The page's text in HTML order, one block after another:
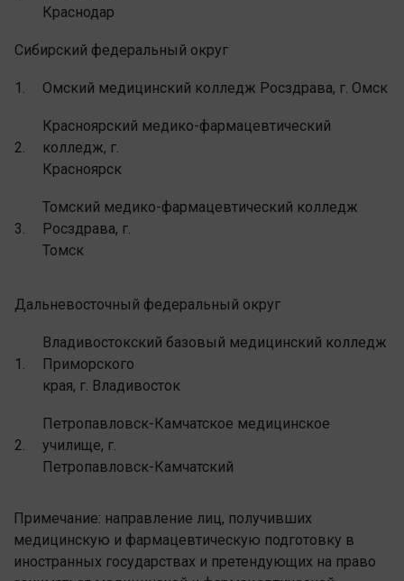
Краснодар
Сибирский федеральный округ
1. Омский медицинский колледж Росздрава, г. Омск
2.
Красноярский медико-фармацевтический
колледж, г.
Красноярск
3.
Томский медико-фармацевтический колледж
Росздрава, г.
Томск
Дальневосточный федеральный округ
1.
Владивостокский базовый медицинский колледж
Приморского
края, г. Владивосток
2.
Петропавловск-Камчатское медицинское
училище, г.
Петропавловск-Камчатский
Примечание: направление лиц, получивших
медицинскую и фармацевтическую подготовку в
иностранных государствах и претендующих на право